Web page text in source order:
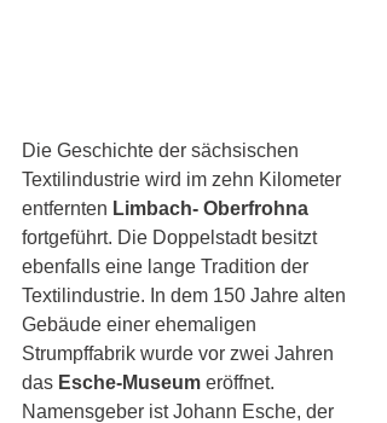
Die Geschichte der sächsischen
Textilindustrie wird im zehn Kilometer
entfernten Limbach- Oberfrohna
fortgeführt. Die Doppelstadt besitzt
ebenfalls eine lange Tradition der
Textilindustrie. In dem 150 Jahre alten
Gebäude einer ehemaligen
Strumpffabrik wurde vor zwei Jahren
das Esche-Museum eröffnet.
Namensgeber ist Johann Esche, der